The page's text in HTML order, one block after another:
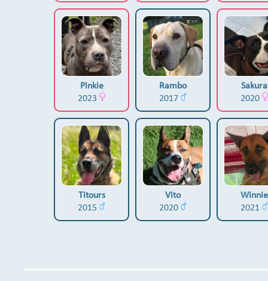
Pinkie
2023
Rambo
2017
Sakura
2020
Titours
2015
Vito
2020
Winnie
2021